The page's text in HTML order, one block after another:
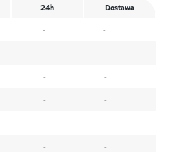
24h
Dostawa
-
-
-
-
-
-
-
-
-
-
-
-